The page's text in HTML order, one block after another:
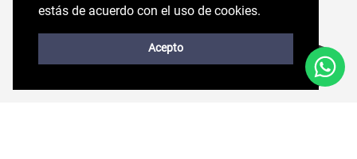
de acuerdo con el uso de cookies.
Acepto
estás de acuerdo con el uso de cookies.
Acepto
Síguenos en nuestras RRSS
Trabaja con Nosotros